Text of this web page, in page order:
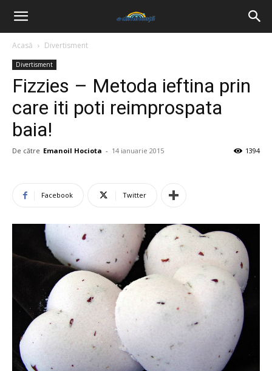
Acasă Divertisment
Divertisment
Fizzies – Metoda ieftina prin
care iti poti reimprospata
baia!
De către Emanoil Hociota - 14 ianuarie 2015 1394
Facebook Twitter